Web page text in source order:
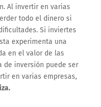
Al invertir en varias
todo el dinero si
Si inviertes
experimenta una
en el valor de las
de inversión puede ser
en varias empresas,